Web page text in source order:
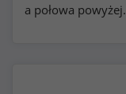
a połowa powyżej.